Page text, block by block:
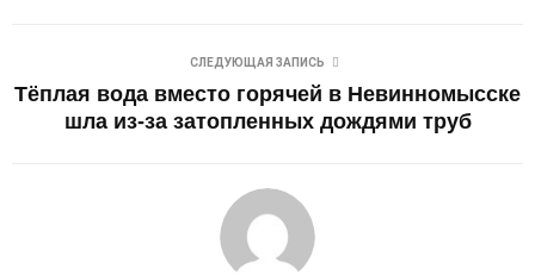
СЛЕДУЮЩАЯ ЗАПИСЬ
Тёплая вода вместо горячей в Невинномысске
шла из-за затопленных дождями труб